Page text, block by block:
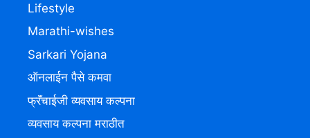
Lifestyle
Marathi-wishes
Sarkari Yojana
ऑनलाईन पैसे कमवा
फ्रॅंचाईजी व्यवसाय कल्पना
व्यवसाय कल्पना मराठीत